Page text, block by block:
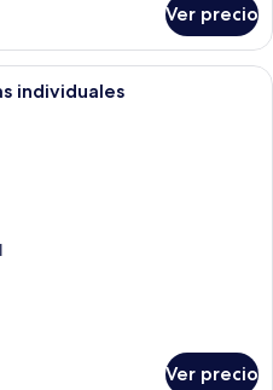
Ver precio
Habitación de hotel con dos camas,
individuales
Ver precio